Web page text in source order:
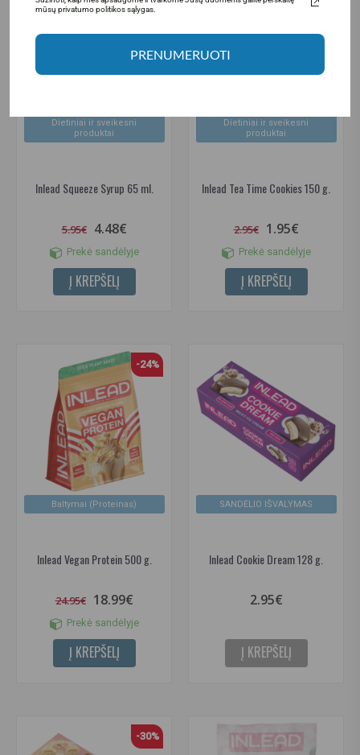
Dietiniai ir sveikesni
produktai
Inlead Squeeze Syrup 65 ml.
5.95€ 4.48€
Prekė sandėlyje
Į KREPŠELĮ
Dietiniai ir sveikesni
produktai
Inlead Tea Time Cookies 150 g.
2.95€ 1.95€
Prekė sandėlyje
Į KREPŠELĮ
Baltymai (Proteinas)
-24%
Inlead Vegan Protein 500 g.
24.95€ 18.99€
Prekė sandėlyje
Į KREPŠELĮ
SANDĖLIO IŠVALYMAS
Inlead Cookie Dream 128 g.
2.95€
Į KREPŠELĮ
-30%
mūsų privatumo politikos sąlygas.
PRENUMERUOTI